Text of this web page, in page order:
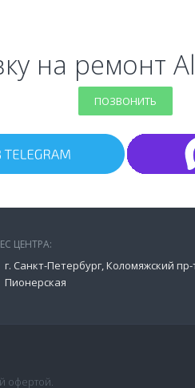
на ремонт
ПОЗВОНИТЬ
ЦЕНТРА:
г. Санкт-Петербург, Коломяжский пр-
Пионерская
офертой.